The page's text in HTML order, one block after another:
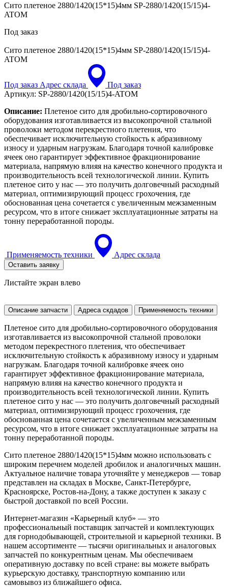
Сито плетеное 2880/1420(15*15)4мм SP-2880/1420(15/15)4-
ATOM
Под заказ
Сито плетеное 2880/1420(15*15)4мм SP-2880/1420(15/15)4-
ATOM
Под заказ Адрес склада
Под заказ
Артикул: SP-2880/1420(15/15)4-ATOM
Описание: Плетеное сито для дробильно-сортировочного
оборудования изготавливается из высокопрочной стальной
проволоки методом перекрестного плетения, что
обеспечивает исключительную стойкость к абразивному
износу и ударным нагрузкам. Благодаря точной калибровке
ячеек оно гарантирует эффективное фракционирование
материала, напрямую влияя на качество конечного продукта и
производительность всей технологической линии. Купить
плетеное сито у нас — это получить долговечный расходный
материал, оптимизирующий процесс грохочения, где
обоснованная цена сочетается с увеличенным межзаменным
ресурсом, что в итоге снижает эксплуатационные затраты на
тонну переработанной породы.
Применяемость техники Адрес склада
Оставить заявку
Листайте экран влево
Описание запчасти Адреса скдадов Применяемость техники
Плетеное сито для дробильно-сортировочного оборудования
изготавливается из высокопрочной стальной проволоки
методом перекрестного плетения, что обеспечивает
исключительную стойкость к абразивному износу и ударным
нагрузкам. Благодаря точной калибровке ячеек оно
гарантирует эффективное фракционирование материала,
напрямую влияя на качество конечного продукта и
производительность всей технологической линии. Купить
плетеное сито у нас — это получить долговечный расходный
материал, оптимизирующий процесс грохочения, где
обоснованная цена сочетается с увеличенным межзаменным
ресурсом, что в итоге снижает эксплуатационные затраты на
тонну переработанной породы.
Сито плетеное 2880/1420(15*15)4мм можно использовать с
широким перечнем моделей дробилок и аналогичных машин.
Актуальное наличие товара уточняйте у менеджеров — товар
представлен на складах в Москве, Санкт-Петербурге,
Красноярске, Ростов-на-Дону, а также доступен к заказу с
быстрой доставкой по всей России.
Интернет-магазин «Карьерный клуб» — это
профессиональный поставщик запчастей и комплектующих
для горнодобывающей, строительной и карьерной техники. В
нашем ассортименте — тысячи оригинальных и аналоговых
запчастей по конкурентным ценам. Мы обеспечиваем
оперативную доставку по всей стране: вы можете выбрать
курьерскую доставку, транспортную компанию или
самовывоз из ближайшего офиса.